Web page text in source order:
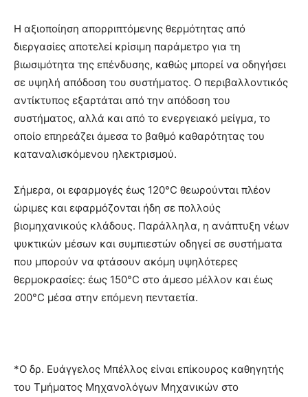
Η αξιοποίηση απορριπτόμενης θερμότητας από
διεργασίες αποτελεί κρίσιμη παράμετρο για τη
βιωσιμότητα της επένδυσης, καθώς μπορεί να οδηγήσει
σε υψηλή απόδοση του συστήματος. Ο περιβαλλοντικός
αντίκτυπος εξαρτάται από την απόδοση του
συστήματος, αλλά και από το ενεργειακό μείγμα, το
οποίο επηρεάζει άμεσα το βαθμό καθαρότητας του
καταναλισκόμενου ηλεκτρισμού.
Σήμερα, οι εφαρμογές έως 120°C θεωρούνται πλέον
ώριμες και εφαρμόζονται ήδη σε πολλούς
βιομηχανικούς κλάδους. Παράλληλα, η ανάπτυξη νέων
ψυκτικών μέσων και συμπιεστών οδηγεί σε συστήματα
που μπορούν να φτάσουν ακόμη υψηλότερες
θερμοκρασίες: έως 150°C στο άμεσο μέλλον και έως
200°C μέσα στην επόμενη πενταετία.
*Ο δρ. Ευάγγελος Μπέλλος είναι επίκουρος καθηγητής
του Τμήματος Μηχανολόγων Μηχανικών στο